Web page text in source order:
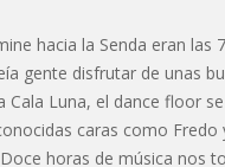
hacia la Senda eran las
gente disfrutar de unas
Luna, el dance floor se
caras como Fredo
horas de música nos